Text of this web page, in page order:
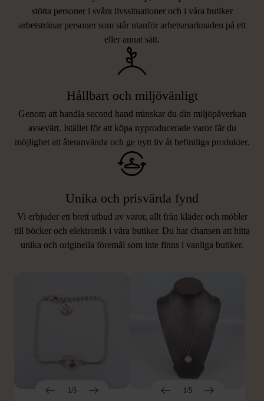
stötta personer i svåra livssituationer och i våra butiker
arbetstränar personer som står utanför arbetsmarknaden på ett
eller annat sätt.
Hållbart och miljövänligt
Genom att handla second hand minskar du din miljöpåverkan
avsevärt. Istället för att köpa nyproducerade varor får du
möjlighet att återanvända och ge nytt liv åt befintliga produkter.
Unika och prisvärda fynd
Vi erbjuder ett brett utbud av varor, allt från kläder och möbler
till böcker och elektronik i våra butiker. Du har chansen att hitta
unika och originella föremål som inte finns i vanliga butiker.
LIKNANDE PRODUKTER
Hitta produkter som påminner om denna
1/5
1/5